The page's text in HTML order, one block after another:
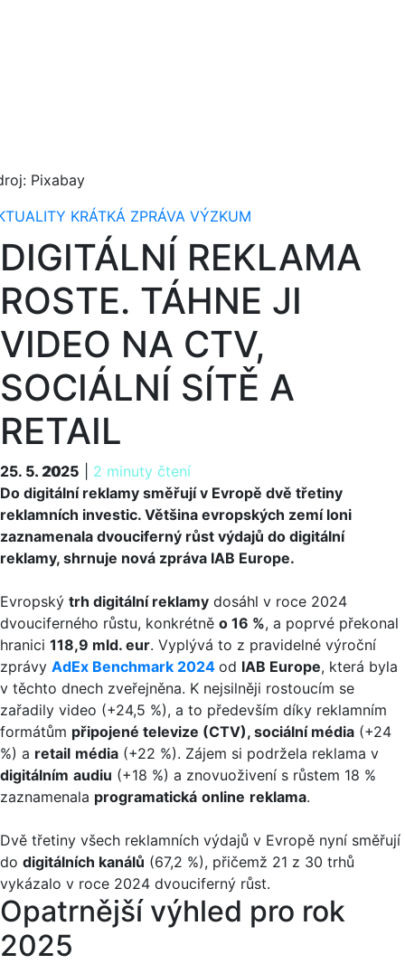
Pixabay
KRÁTKÁ ZPRÁVA VÝZKUM
DIGITÁLNÍ REKLAMA
ROSTE. TÁHNE JI
VIDEO NA CTV,
SOCIÁLNÍ SÍTĚ A
RETAIL
25. 5. 2025 2 minuty čtení
25. 5. 2025
Do digitální reklamy směřují v Evropě dvě třetiny
reklamních investic. Většina evropských zemí loni
zaznamenala dvouciferný růst výdajů do digitální
reklamy, shrnuje nová zpráva IAB Europe.
Evropský trh digitální reklamy dosáhl v roce 2024
dvouciferného růstu, konkrétně o 16 %, a poprvé překonal
hranici 118,9 mld. eur. Vyplývá to z pravidelné výroční
zprávy AdEx Benchmark 2024 od IAB Europe, která byla
v těchto dnech zveřejněna. K nejsilněji rostoucím se
zařadily video (+24,5 %), a to především díky reklamním
formátům připojené televize (CTV), sociální média (+24
%) a retail média (+22 %). Zájem si podržela reklama v
digitálním audiu (+18 %) a znovuoživení s růstem 18 %
zaznamenala programatická online reklama.
Dvě třetiny všech reklamních výdajů v Evropě nyní směřují
do digitálních kanálů (67,2 %), přičemž 21 z 30 trhů
vykázalo v roce 2024 dvouciferný růst.
Opatrnější výhled pro rok
2025